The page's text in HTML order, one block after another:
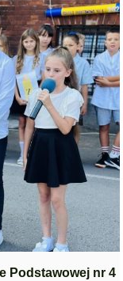
Podstawowej nr 4